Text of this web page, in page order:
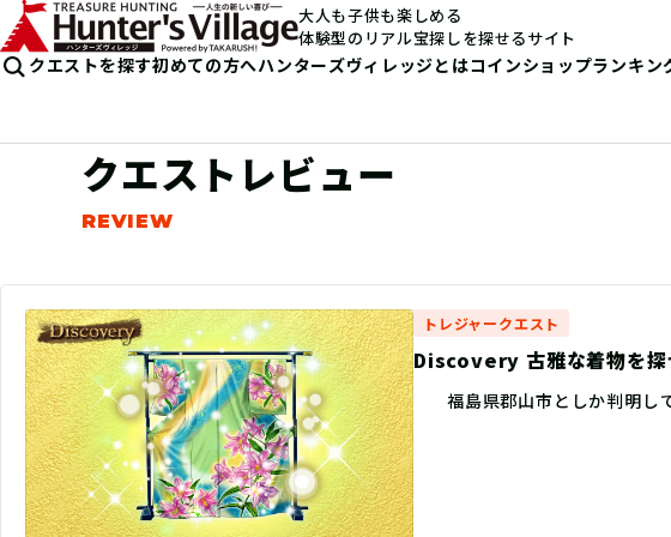
大人も子供も楽しめる
体験型のリアル宝探しを探せるサイト
クエストを探す初めての方へハンターズヴィレッジとはコインショップランキン
クエストレビュー
トレジャークエスト
Discovery 古雅な着物を探
福島県郡山市としか判明し